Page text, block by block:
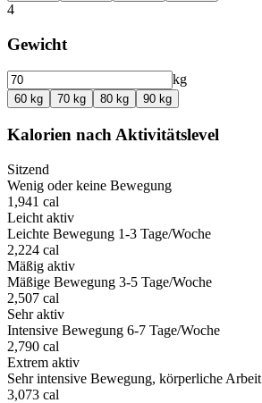
4
Gewicht
kg
60 kg 70 kg 80 kg 90 kg
Kalorien nach Aktivitätslevel
Sitzend
Wenig oder keine Bewegung
1,941 cal
Leicht aktiv
Leichte Bewegung 1-3 Tage/Woche
2,224 cal
Mäßig aktiv
Mäßige Bewegung 3-5 Tage/Woche
2,507 cal
Sehr aktiv
Intensive Bewegung 6-7 Tage/Woche
2,790 cal
Extrem aktiv
Sehr intensive Bewegung, körperliche Arbeit
3,073 cal